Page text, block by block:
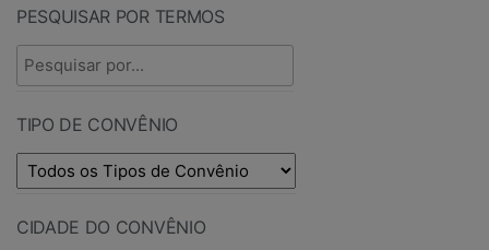
PESQUISAR POR TERMOS
TIPO DE CONVÊNIO
CIDADE DO CONVÊNIO